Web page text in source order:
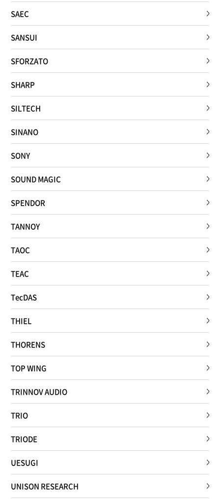
SAEC
SANSUI
SFORZATO
SHARP
SILTECH
SINANO
SONY
SOUND MAGIC
SPENDOR
TANNOY
TAOC
TEAC
TecDAS
THIEL
THORENS
TOP WING
TRINNOV AUDIO
TRIO
TRIODE
UESUGI
UNISON RESEARCH